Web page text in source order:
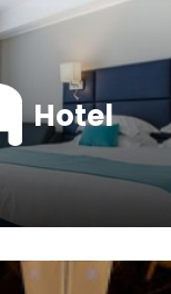
Hotel